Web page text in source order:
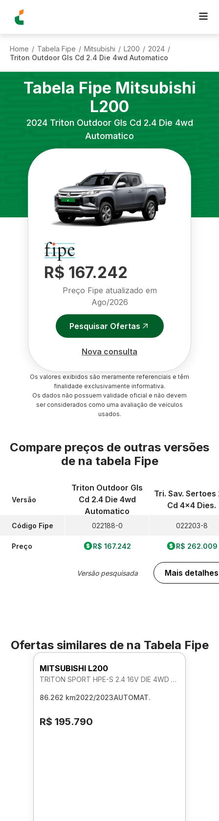
Home / Tabela Fipe / Mitsubishi / L200 / 2024 /
Triton Outdoor Gls Cd 2.4 Die 4wd Automatico
Tabela Fipe Mitsubishi
L200
2024 Triton Outdoor Gls Cd 2.4 Die 4wd
Automatico
R$ 167.242
Preço Fipe atualizado em
Ago/2026
Pesquisar Ofertas
Nova consulta
Os valores exibidos são meramente referenciais e têm
finalidade exclusivamente informativa.
Os dados não possuem validade oficial e não devem
ser considerados como uma avaliação de veículos
usados.
Compare preços de outras versões
de na tabela Fipe
Versão
Código Fipe
Preço
Triton Outdoor Gls
Cd 2.4 Die 4wd
Automatico
022188-0
R$ 167.242
Versão pesquisada
Tri. Sav. Sertoes
Cd 4x4 Dies.
022203-8
R$ 262.009
Mais detalhes
Ofertas similares de na Tabela Fipe
MITSUBISHI L200
TRITON SPORT HPE-S 2.4 16V DIE 4WD AUTOMATICO
86.262 km2022/2023AUTOMAT.
R$ 195.790